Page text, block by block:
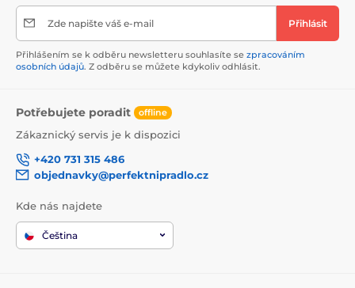
Zde napište váš e-mail Přihlásit
Přihlášením se k odběru newsletteru souhlasíte se zpracováním
osobních údajů. Z odběru se můžete kdykoliv odhlásit.
Potřebujete poradit offline
Zákaznický servis je k dispozici
+420 731 315 486
objednavky@perfektnipradlo.cz
Kde nás najdete
Čeština